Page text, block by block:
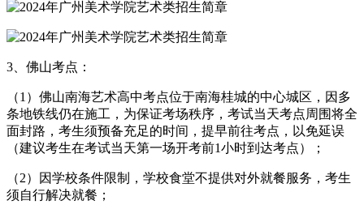
3、佛山考点：
（1）佛山南海艺术高中考点位于南海桂城的中心城区，因多
条地铁线仍在施工，为保证考场秩序，考试当天考点周围将全
面封路，考生须预备充足的时间，提早前往考点，以免延误
（建议考生在考试当天第一场开考前1小时到达考点）；
（2）因学校条件限制，学校食堂不提供对外就餐服务，考生
须自行解决就餐；